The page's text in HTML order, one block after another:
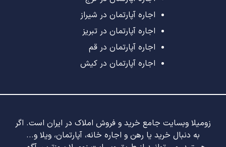
اجاره آپارتمان در شیراز
اجاره آپارتمان در تبریز
اجاره آپارتمان در قم
اجاره آپارتمان در کیش
زومیلا وبسایت جامع خرید و فروش املاک در ایران است. اگر
به دنبال خرید یا رهن و اجاره خانه، آپارتمان، ویلا و...